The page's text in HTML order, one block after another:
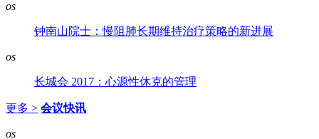
os
钟南山院士：慢阻肺长期维持治疗策略的新进展
os
长城会 2017：心源性休克的管理
更多 > 会议快讯
os